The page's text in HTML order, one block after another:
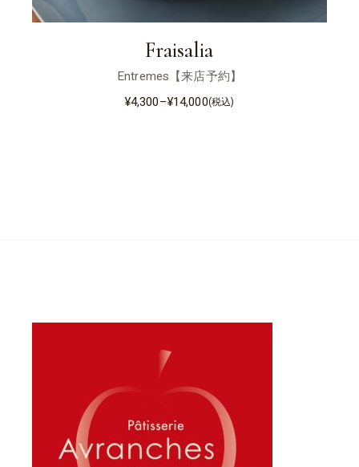
Fraisalia
Entremes【来店予約】
¥4,300–¥14,000
価 (税込)